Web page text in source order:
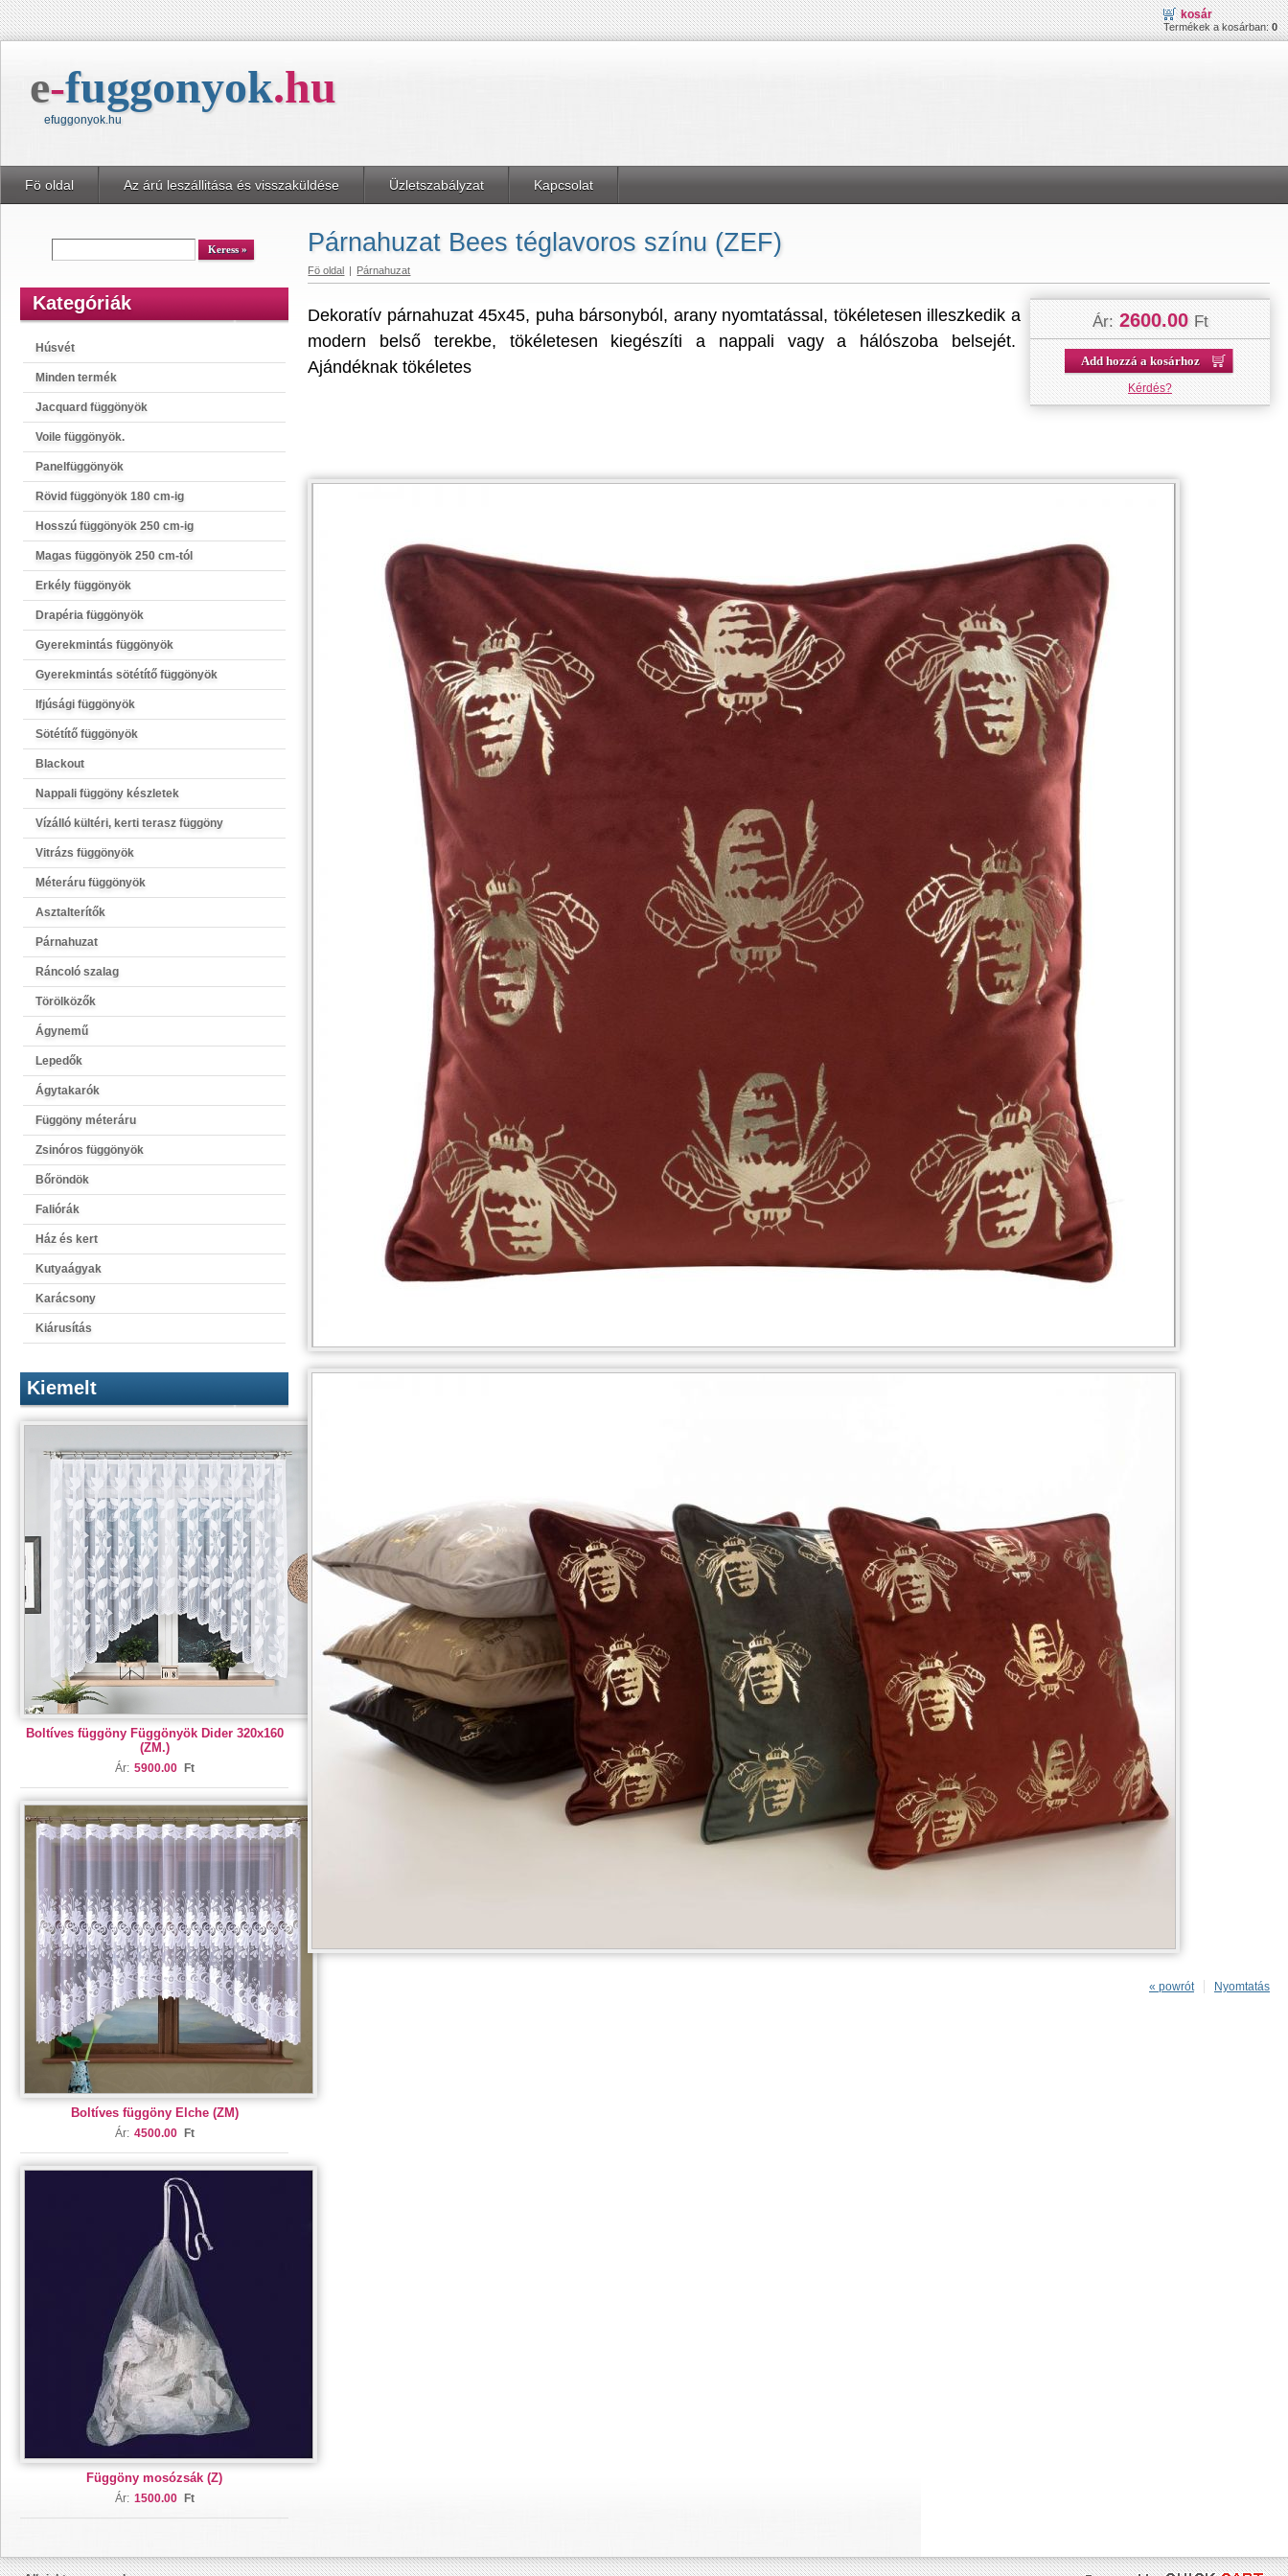
kosár
Termékek a kosárban:0
e-fuggonyok.hu
efuggonyok.hu
Fö oldal Az árú leszállitása és visszaküldése Üzletszabályzat Kapcsolat
Kategóriák
Húsvét
Minden termék
Jacquard függönyök
Voile függönyök.
Panelfüggönyök
Rövid függönyök 180 cm-ig
Hosszú függönyök 250 cm-ig
Magas függönyök 250 cm-tól
Erkély függönyök
Drapéria függönyök
Gyerekmintás függönyök
Gyerekmintás sötétítő függönyök
Ifjúsági függönyök
Sötétítő függönyök
Blackout
Nappali függöny készletek
Vízálló kültéri, kerti terasz függöny
Vitrázs függönyök
Méteráru függönyök
Asztalterítők
Párnahuzat
Ráncoló szalag
Törölközők
Ágynemű
Lepedők
Ágytakarók
Függöny méteráru
Zsinóros függönyök
Bőröndök
Faliórák
Ház és kert
Kutyaágyak
Karácsony
Kiárusítás
Kiemelt
Boltíves függöny Függönyök Dider 320x160
(ZM.)
Ár: 5900.00 Ft
Boltíves függöny Elche (ZM)
Ár: 4500.00 Ft
Függöny mosózsák (Z)
Ár: 1500.00 Ft
Párnahuzat Bees téglavoros színu (ZEF)
Fö oldal | Párnahuzat
Ár: 2600.00 Ft
Add hozzá a kosárhoz
Kérdés?
Dekoratív párnahuzat 45x45, puha bársonyból, arany nyomtatással, tökéletesen illeszkedik a
modern belső terekbe, tökéletesen kiegészíti a nappali vagy a hálószoba belsejét.
Ajándéknak tökéletes
Nyomtatás
« powrót